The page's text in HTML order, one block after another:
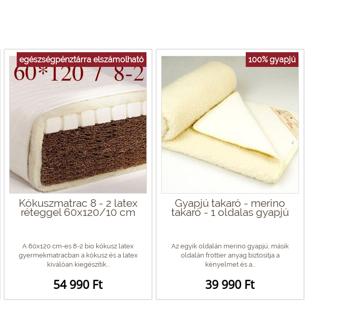
egészségpénztárra elszámolható
Kókuszmatrac 8 - 2 latex
réteggel 60x120/10 cm
A 60x120 cm-es 8-2 bio kókusz latex
gyermekmatracban a kókusz és a latex
kiválóan kiegészítik...
54 990 Ft
100% gyapjú
Gyapjú takaró - merino
takaró - 1 oldalas gyapjú
Az egyik oldalán merino gyapjú, másik
oldalán frottier anyag biztosítja a
kényelmet és a...
39 990 Ft